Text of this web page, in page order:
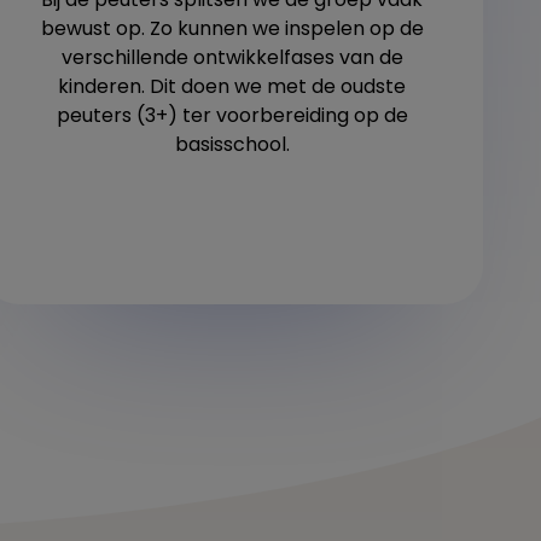
bewust op. Zo kunnen we inspelen op de
verschillende ontwikkelfases van de
kinderen. Dit doen we met de oudste
peuters (3+) ter voorbereiding op de
basisschool.